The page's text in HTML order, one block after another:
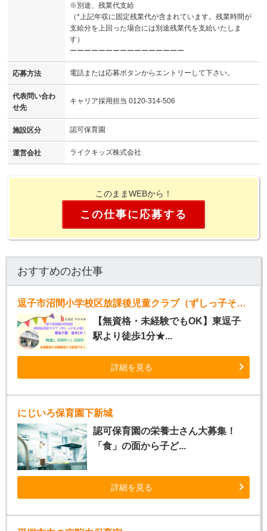
※別途、残業代支給
（*上記年収に固定残業代が含まれています。残業時間が
支給分を上回った場合には別途残業代を支給いたしま
す）
ーーーーーーーーーーーーーーーー
応募方法 電話または応募ボタンからエントリーして下さい。
代表問い合わ
せ先
キャリア採用担当 0120-314-506
施設区分 認可保育園
運営会社 ライクキッズ株式会社
このままWEBから！
この仕事に応募する
おすすめのお仕事
逗子市沼間小学校区放課後児童クラブ（ずしっ子そよ風）
【無資格・未経験でもOK】東逗子
駅より徒歩1分★...
詳細を見る
にじいろ保育園下新城
認可保育園の栄養士さん大募集！
「食」の面から子ど...
詳細を見る